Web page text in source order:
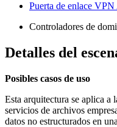
Puerta de enlace
Controladores de
Detalles del
Posibles casos de uso
Esta arquitectura se aplica a
servicios de archivos
datos no estructurados en